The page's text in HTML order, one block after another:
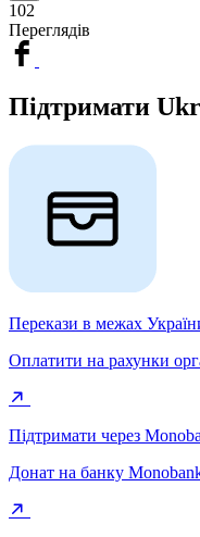
102
Переглядів
Підтримати
Перекази в межах
Оплатити на рахунки
Підтримати через
Донат на банку